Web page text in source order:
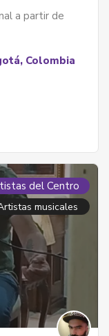
a partir de
Colombia
del Centro
musicales